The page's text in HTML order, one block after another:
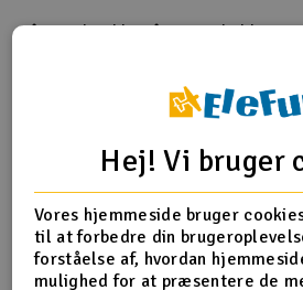
I år var der ikke så mange
godt, for så bliver der flyvet mere.
mekaniske fejl og pilotfejl.
Hej! Vi bruger
Vores hjemmeside bruger
til at forbedre din
forståelse af, hvordan
mulighed for at præsentere de